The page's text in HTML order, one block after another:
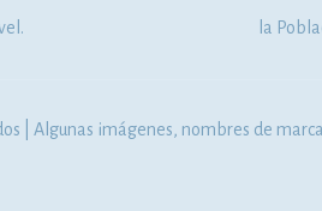
la
| Algunas imágenes, nombres de